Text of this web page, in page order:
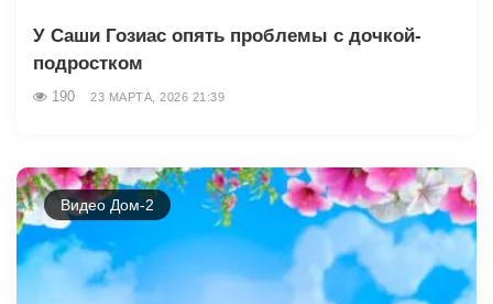
У Саши Гозиас опять проблемы с дочкой-
подростком
190 23 МАРТА, 2026 21:39
Видео Дом-2